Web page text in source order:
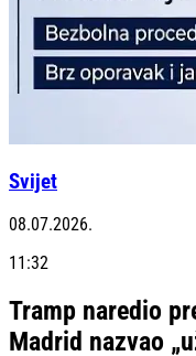
Svijet
08.07.2026.
11:32
Tramp naredio
Madrid nazvao